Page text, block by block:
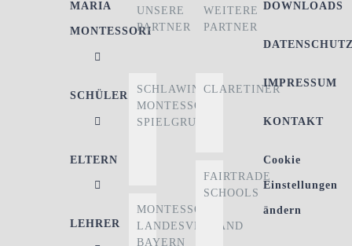
MARIA
MONTESSORI
SCHÜLER
ELTERN
LEHRER
UNSERE
PARTNER
SCHLAWINER
MONTESSORI-
SPIELGRUPPE
MONTESSORI
LANDESVERBAND
BAYERN
WEITERE
PARTNER
CLARETINER
FAIRTRADE
SCHOOLS
DOWNLOADS
IMPRESSUM
KONTAKT
Cookie
Einstellungen
ändern